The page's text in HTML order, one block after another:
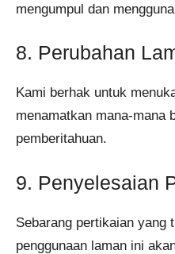
mengumpul dan
8. Perubahan
Kami berhak untuk
menamatkan mana-mana
pemberitahuan.
9. Penyelesaian
Sebarang pertikaian yang
penggunaan laman ini